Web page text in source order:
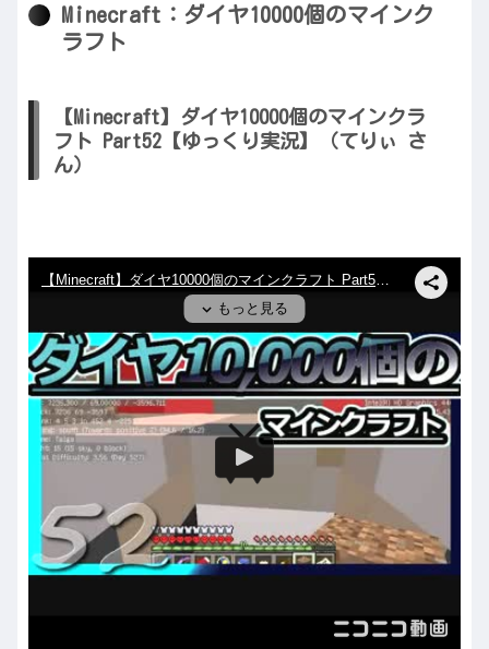
Minecraft：ダイヤ10000個のマインク
ラフト
【Minecraft】ダイヤ10000個のマインクラ
フト Part52【ゆっくり実況】（てりぃ さ
ん）